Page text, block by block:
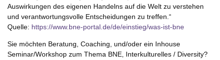
Auswirkungen des eigenen Handelns auf die Welt zu verstehen
und verantwortungsvolle Entscheidungen zu treffen.“
Quelle: https://www.bne-portal.de/de/einstieg/was-ist-bne
Sie möchten Beratung, Coaching, und/oder ein Inhouse
Seminar/Workshop zum Thema BNE, Interkulturelles / Diversity?